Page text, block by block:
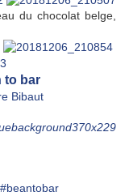
du chocolat belge,
to bar
Bibaut
#beantobar